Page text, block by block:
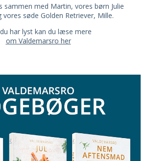
sammen med Martin, vores børn Julie
vores søde Golden Retriever, Mille.
har lyst kan du læse mere
om Valdemarsro her